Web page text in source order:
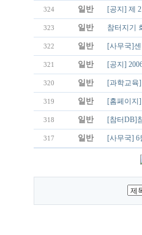
324 일반 [공지] 제
323 일반 참터지기
322 일반 [사무국]
321 일반 [공지]
320 일반 [과학교육
319 일반 [홈페이지
318 일반 [참터DB]
317 일반 [사무국] 6